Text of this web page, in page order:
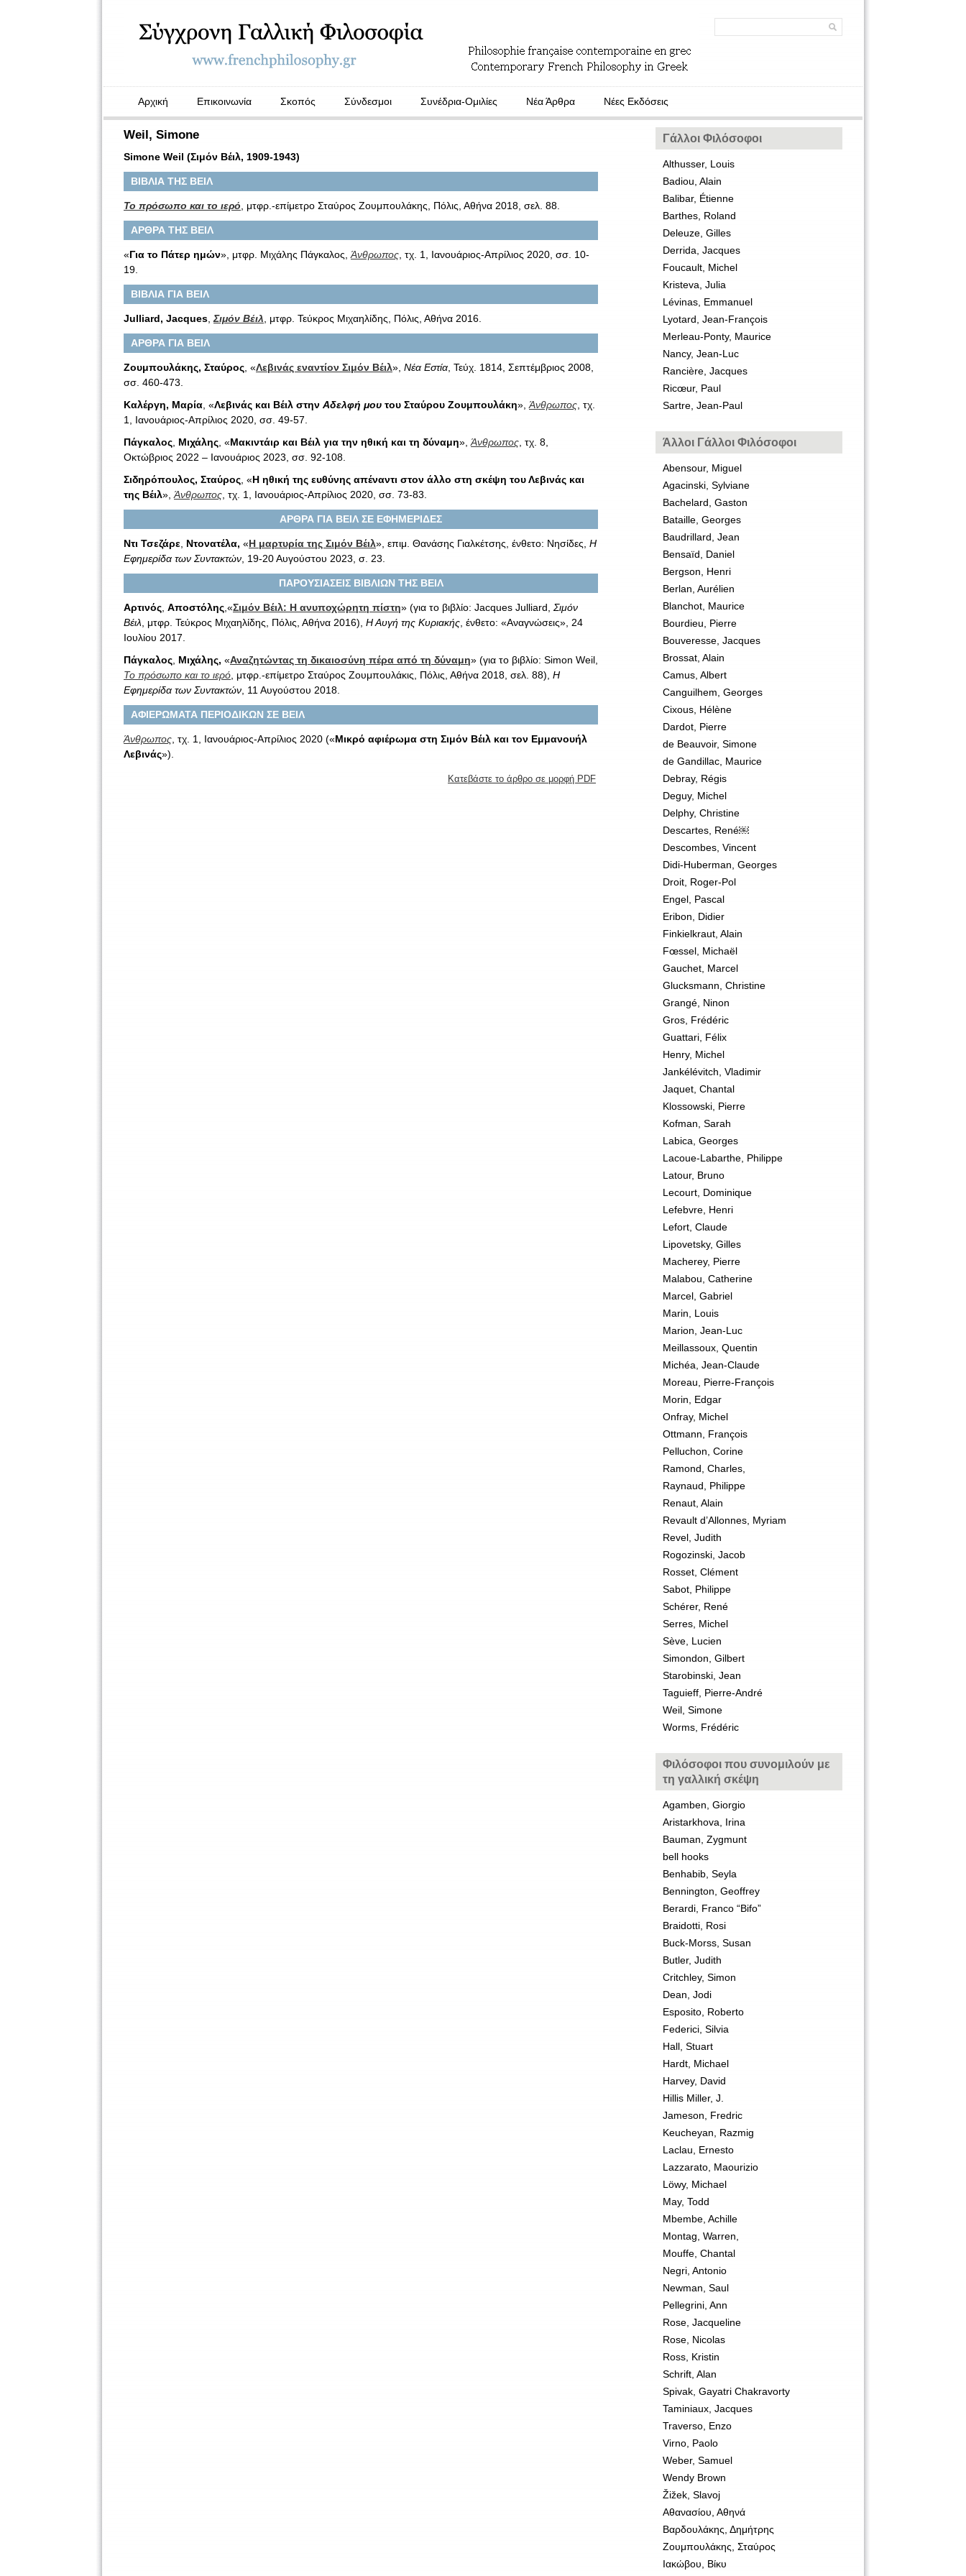
Αρχική Επικοινωνία Σκοπός Σύνδεσμοι Συνέδρια-Ομιλίες Νέα Άρθρα Νέες Εκδόσεις
Weil, Simone
Simone Weil (Σιμόν Βέιλ, 1909-1943)
ΒΙΒΛΙΑ ΤΗΣ ΒΕΙΛ
Το πρόσωπο και το ιερό , μτφρ.-επίμετρο Σταύρος Ζουμπουλάκης, Πόλις, Αθήνα 2018, σελ. 88.
ΑΡΘΡΑ ΤΗΣ ΒΕΙΛ
«Για το Πάτερ ημών», μτφρ. Μιχάλης Πάγκαλος, Άνθρωπος , τχ. 1, Ιανουάριος-Απρίλιος 2020, σσ. 10-
19.
ΒΙΒΛΙΑ ΓΙΑ ΒΕΙΛ
Julliard, Jacques Σιμόν Βέιλ , μτφρ. Τεύκρος Μιχαηλίδης, Πόλις, Αθήνα 2016.
ΑΡΘΡΑ ΓΙΑ ΒΕΙΛ
Ζουμπουλάκης, Σταύρος , «Λεβινάς εναντίον Σιμόν Βέιλ», Νέα Εστία , Τεύχ. 1814, Σεπτέμβριος 2008,
σσ. 460-473.
Καλέργη, Μαρία , «Λεβινάς και Βέιλ στην Αδελφή μου του Σταύρου Ζουμπουλάκη», Άνθρωπος , τχ.
1, Ιανουάριος-Απρίλιος 2020, σσ. 49-57.
Πάγκαλος Μιχάλης , «Μακιντάιρ και Βέιλ για την ηθική και τη δύναμη», Άνθρωπος , τχ. 8,
Οκτώβριος 2022 – Ιανουάριος 2023, σσ. 92-108.
Σιδηρόπουλος, Σταύρος , «Η ηθική της ευθύνης απέναντι στον άλλο στη σκέψη του Λεβινάς και
της Βέιλ», Άνθρωπος , τχ. 1, Ιανουάριος-Απρίλιος 2020, σσ. 73-83.
ΑΡΘΡΑ ΓΙΑ ΒΕΙΛ ΣΕ ΕΦΗΜΕΡΙΔΕΣ
Ντι Τσεζάρε Ντονατέλα, «Η μαρτυρία της Σιμόν Βέιλ», επιμ. Θανάσης Γιαλκέτσης, ένθετο: Νησίδες, Η
Εφημερίδα των Συντακτών , 19-20 Αυγούστου 2023, σ. 23.
ΠΑΡΟΥΣΙΑΣΕΙΣ ΒΙΒΛΙΩΝ ΤΗΣ ΒΕΙΛ
Αρτινός Αποστόλης ,«Σιμόν Βέιλ: Η ανυποχώρητη πίστη» (για το βιβλίο: Jacques Julliard, Σιμόν
Βέιλ , μτφρ. Τεύκρος Μιχαηλίδης, Πόλις, Αθήνα 2016), Η Αυγή της Κυριακής , ένθετο: «Αναγνώσεις», 24
Ιουλίου 2017.
Πάγκαλος Μιχάλης, «Αναζητώντας τη δικαιοσύνη πέρα από τη δύναμη» (για το βιβλίο: Simon Weil,
Το πρόσωπο και το ιερό , μτφρ.-επίμετρο Σταύρος Ζουμπουλάκις, Πόλις, Αθήνα 2018, σελ. 88), Η
Εφημερίδα των Συντακτών , 11 Αυγούστου 2018.
ΑΦΙΕΡΩΜΑΤΑ ΠΕΡΙΟΔΙΚΩΝ ΣΕ ΒΕΙΛ
Άνθρωπος , τχ. 1, Ιανουάριος-Απρίλιος 2020 («Μικρό αφιέρωμα στη Σιμόν Βέιλ και τον Εμμανουήλ
Λεβινάς»).
Κατεβάστε το άρθρο σε μορφή PDF
Γάλλοι Φιλόσοφοι
Althusser, Louis
Badiou, Alain
Balibar, Étienne
Barthes, Roland
Deleuze, Gilles
Derrida, Jacques
Foucault, Michel
Kristeva, Julia
Lévinas, Emmanuel
Lyotard, Jean-François
Merleau-Ponty, Maurice
Nancy, Jean-Luc
Rancière, Jacques
Ricœur, Paul
Sartre, Jean-Paul
Άλλοι Γάλλοι Φιλόσοφοι
Abensour, Miguel
Agacinski, Sylviane
Bachelard, Gaston
Bataille, Georges
Baudrillard, Jean
Bensaïd, Daniel
Bergson, Henri
Berlan, Aurélien
Blanchot, Maurice
Bourdieu, Pierre
Bouveresse, Jacques
Brossat, Alain
Camus, Albert
Canguilhem, Georges
Cixous, Hélène
Dardot, Pierre
de Beauvoir, Simone
de Gandillac, Maurice
Debray, Régis
Deguy, Michel
Delphy, Christine
Descartes, René￼
Descombes, Vincent
Didi-Huberman, Georges
Droit, Roger-Pol
Engel, Pascal
Eribon, Didier
Finkielkraut, Alain
Fœssel, Michaël
Gauchet, Marcel
Glucksmann, Christine
Grangé, Ninon
Gros, Frédéric
Guattari, Félix
Henry, Michel
Jankélévitch, Vladimir
Jaquet, Chantal
Klossowski, Pierre
Kofman, Sarah
Labica, Georges
Lacoue-Labarthe, Philippe
Latour, Bruno
Lecourt, Dominique
Lefebvre, Henri
Lefort, Claude
Lipovetsky, Gilles
Macherey, Pierre
Malabou, Catherine
Marcel, Gabriel
Marin, Louis
Marion, Jean-Luc
Meillassoux, Quentin
Michéa, Jean-Claude
Moreau, Pierre-François
Morin, Edgar
Onfray, Michel
Ottmann, François
Pelluchon, Corine
Ramond, Charles,
Raynaud, Philippe
Renaut, Alain
Revault d’Allonnes, Myriam
Revel, Judith
Rogozinski, Jacob
Rosset, Clément
Sabot, Philippe
Schérer, René
Serres, Michel
Sève, Lucien
Simondon, Gilbert
Starobinski, Jean
Taguieff, Pierre-André
Weil, Simone
Worms, Frédéric
Φιλόσοφοι που συνομιλούν με
τη γαλλική σκέψη
Agamben, Giorgio
Aristarkhova, Irina
Bauman, Zygmunt
bell hooks
Benhabib, Seyla
Bennington, Geoffrey
Berardi, Franco “Bifo”
Braidotti, Rosi
Buck-Morss, Susan
Butler, Judith
Critchley, Simon
Dean, Jodi
Esposito, Roberto
Federici, Silvia
Hall, Stuart
Hardt, Michael
Harvey, David
Hillis Miller, J.
Jameson, Fredric
Keucheyan, Razmig
Laclau, Ernesto
Lazzarato, Maourizio
Löwy, Michael
May, Todd
Mbembe, Achille
Montag, Warren,
Mouffe, Chantal
Negri, Antonio
Newman, Saul
Pellegrini, Ann
Rose, Jacqueline
Rose, Nicolas
Ross, Kristin
Schrift, Alan
Spivak, Gayatri Chakravorty
Taminiaux, Jacques
Traverso, Enzo
Virno, Paolo
Weber, Samuel
Wendy Brown
Žižek, Slavoj
Αθανασίου, Αθηνά
Βαρδουλάκης, Δημήτρης
Ζουμπουλάκης, Σταύρος
Ιακώβου, Βίκυ